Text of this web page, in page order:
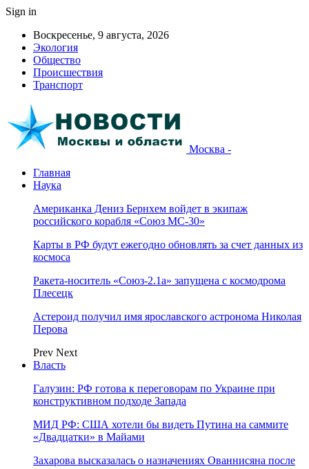
Sign in
Воскресенье, 9 августа, 2026
Экология
Общество
Происшествия
Транспорт
Москва -
Главная
Наука
Американка Дениз Бернхем войдет в экипаж
российского корабля «Союз МС-30»
Карты в РФ будут ежегодно обновлять за счет данных из
космоса
Ракета-носитель «Союз-2.1а» запущена с космодрома
Плесецк
Астероид получил имя ярославского астронома Николая
Перова
Prev Next
Власть
Галузин: РФ готова к переговорам по Украине при
конструктивном подходе Запада
МИД РФ: США хотели бы видеть Путина на саммите
«Двадцатки» в Майами
Захарова высказалась о назначениях Ованнисяна после